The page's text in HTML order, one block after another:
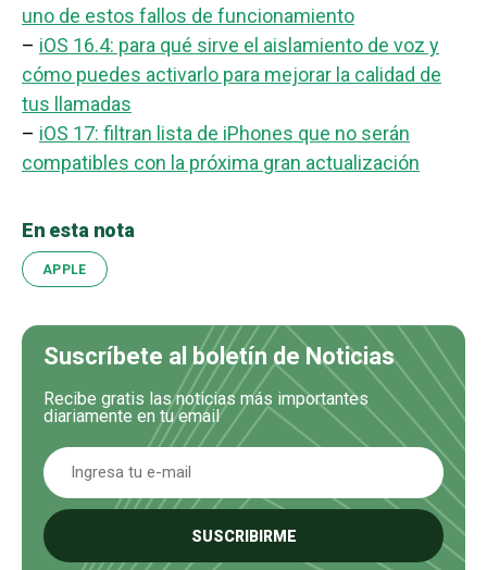
uno de estos fallos de funcionamiento
– iOS 16.4: para qué sirve el aislamiento de voz y
cómo puedes activarlo para mejorar la calidad de
tus llamadas
– iOS 17: filtran lista de iPhones que no serán
compatibles con la próxima gran actualización
En esta nota
APPLE
Suscríbete al boletín de Noticias
Recibe gratis las noticias más importantes
diariamente en tu email
SUSCRIBIRME